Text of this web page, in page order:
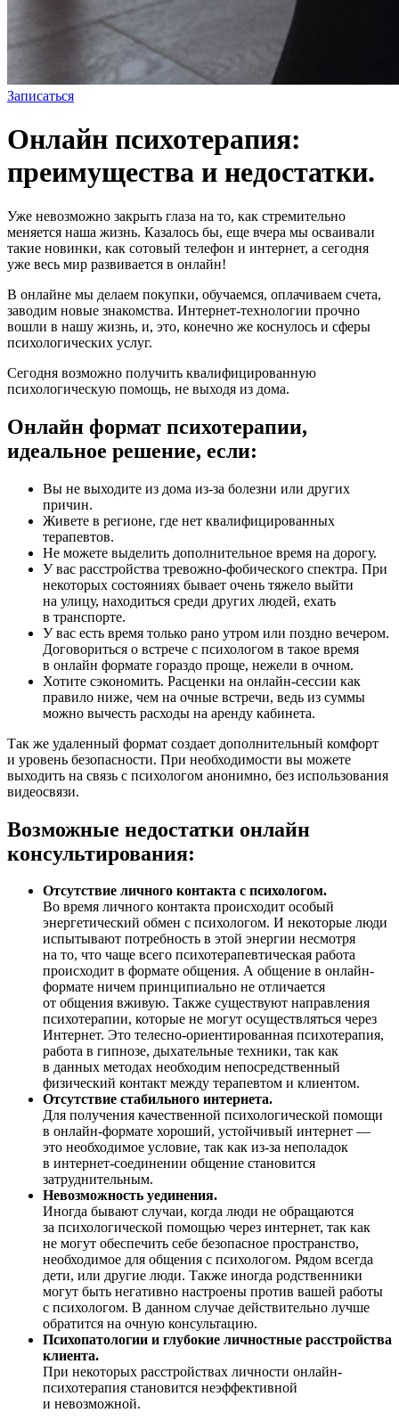
Записаться
Онлайн психотерапия:
преимущества и недостатки.
Уже невозможно закрыть глаза на то, как стремительно
меняется наша жизнь. Казалось бы, еще вчера мы осваивали
такие новинки, как сотовый телефон и интернет, а сегодня
уже весь мир развивается в онлайн!
В онлайне мы делаем покупки, обучаемся, оплачиваем счета,
заводим новые знакомства. Интернет-технологии прочно
вошли в нашу жизнь, и, это, конечно же коснулось и сферы
психологических услуг.
Сегодня возможно получить квалифицированную
психологическую помощь, не выходя из дома.
Онлайн формат психотерапии,
идеальное решение, если:
Вы не выходите из дома из-за болезни или других
причин.
Живете в регионе, где нет квалифицированных
терапевтов.
Не можете выделить дополнительное время на дорогу.
У вас расстройства тревожно-фобического спектра. При
некоторых состояниях бывает очень тяжело выйти
на улицу, находиться среди других людей, ехать
в транспорте.
У вас есть время только рано утром или поздно вечером.
Договориться о встрече с психологом в такое время
в онлайн формате гораздо проще, нежели в очном.
Хотите сэкономить. Расценки на онлайн-сессии как
правило ниже, чем на очные встречи, ведь из суммы
можно вычесть расходы на аренду кабинета.
Так же удаленный формат создает дополнительный комфорт
и уровень безопасности. При необходимости вы можете
выходить на связь с психологом анонимно, без использования
видеосвязи.
Возможные недостатки онлайн
консультирования:
Отсутствие личного контакта с психологом.
Во время личного контакта происходит особый
энергетический обмен с психологом. И некоторые люди
испытывают потребность в этой энергии несмотря
на то, что чаще всего психотерапевтическая работа
происходит в формате общения. А общение в онлайн-
формате ничем принципиально не отличается
от общения вживую. Также существуют направления
психотерапии, которые не могут осуществляться через
Интернет. Это телесно-ориентированная психотерапия,
работа в гипнозе, дыхательные техники, так как
в данных методах необходим непосредственный
физический контакт между терапевтом и клиентом.
Отсутствие стабильного интернета.
Для получения качественной психологической помощи
в онлайн-формате хороший, устойчивый интернет —
это необходимое условие, так как из-за неполадок
в интернет-соединении общение становится
затруднительным.
Невозможность уединения.
Иногда бывают случаи, когда люди не обращаются
за психологической помощью через интернет, так как
не могут обеспечить себе безопасное пространство,
необходимое для общения с психологом. Рядом всегда
дети, или другие люди. Также иногда родственники
могут быть негативно настроены против вашей работы
с психологом. В данном случае действительно лучше
обратится на очную консультацию.
Психопатологии и глубокие личностные расстройства
клиента.
При некоторых расстройствах личности онлайн-
психотерапия становится неэффективной
и невозможной.